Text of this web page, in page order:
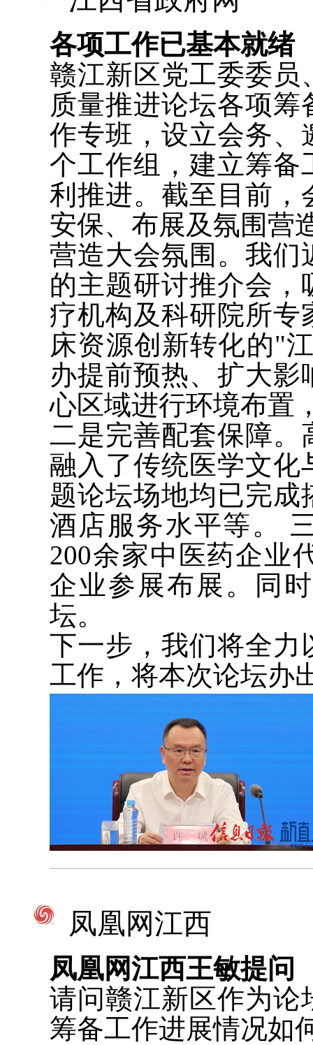
各项工作已基本就绪
赣江新区党工委委员
质量推进论坛各项
作专班，设立会务、
个工作组，建立筹备
利推进。截至目前，
安保、布展及氛围营
营造大会氛围。我们
的主题研讨推介会，
疗机构及科研院所专
床资源创新转化的"
办提前预热、扩大
心区域进行环境布置
二是完善配套保障。
融入了传统医学文化
题论坛场地均已完成
酒店服务水平等。
200余家中医药企业
企业参展布展。同
坛。
下一步，我们将全力
工作，将本次论坛办
凤凰网江西
凤凰网江西王敏提问
请问赣江新区作为论
筹备工作进展情况如